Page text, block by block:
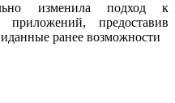
изменила подход к
предоставив
ранее возможности